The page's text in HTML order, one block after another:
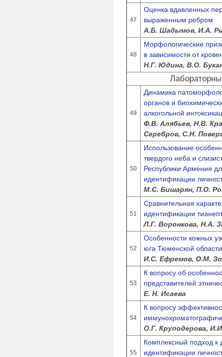
47
Оценка вдавленных
выраженным ребром
А.Б. Шадымов, И.А.
48
Морфологические
в зависимости от
Н.Г. Юдина, В.О.
49
Динамика
органов и
алкогольной
Ф.В. Алябьев, Н.В.
Серебров, С.Н.
50
Использование
твердого неба и
Республики Армения
идентификации
М.С. Бишарян, П.О.
51
Сравнительная
идентификации
Л.Г. Воронкова, Н.А.
52
Особенности кожных
юга Тюменской области
И.С. Ефремов, О.М.
53
К вопросу об
представителей
Е. Н. Исаева
54
К вопросу
О.Г. Круподерова,
55
Комплексный подход к
идентификации